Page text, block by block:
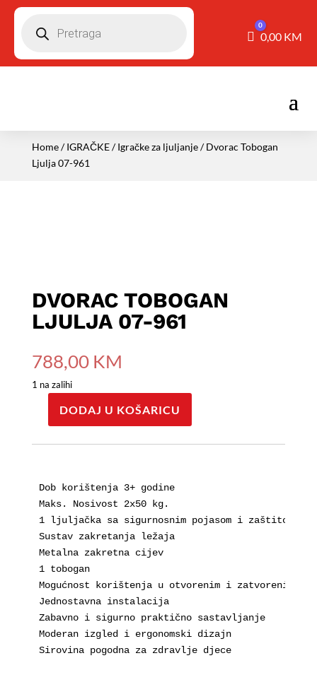
Košarica
0
0,00 KM
Home/IGRAČKE/Igračke za ljuljanje/ Dvorac Tobogan
Ljulja 07-961
DVORAC TOBOGAN
LJULJA 07-961
788,00 KM
1 na zalihi
Dvorac
961
količina
DODAJ U KOŠARICU
Dob korištenja 3+ godine
Maks. Nosivost 2x50 kg.
1 ljuljačka sa sigurnosnim pojasom i zaštitom
Sustav zakretanja ležaja
Metalna zakretna cijev
1 tobogan
Mogućnost korištenja u otvorenim i zatvorenim
Jednostavna instalacija
Zabavno i sigurno praktično sastavljanje
Moderan izgled i ergonomski dizajn
Sirovina pogodna za zdravlje djece